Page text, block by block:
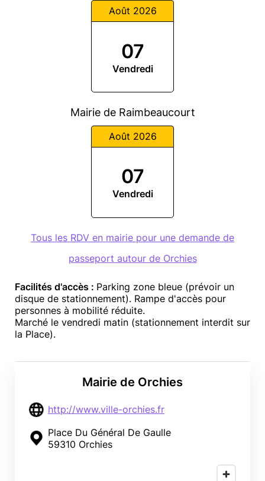
Mairie de Orchies
http://www.ville-orchies.fr
Place Du Général De Gaulle
59310 Orchies
Août 2026
07
Vendredi
Mairie de Raimbeaucourt
Août 2026
07
Vendredi
Tous les RDV en mairie pour une demande de
passeport autour de Orchies
Facilités d'accès : Parking zone bleue (prévoir un
disque de stationnement). Rampe d'accès pour
personnes à mobilité réduite.
Marché le vendredi matin (stationnement interdit sur
la Place).